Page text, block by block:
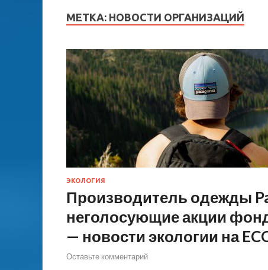
МЕТКА: НОВОСТИ ОРГАНИЗАЦИЙ
ЭКОЛОГИЯ
Производитель одежды
неголосующие акции
— новости экологии на
Оставьте комментарий